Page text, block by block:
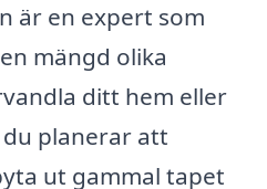
är en expert som
mängd olika
ditt hem eller
planerar att
ut gammal tapet